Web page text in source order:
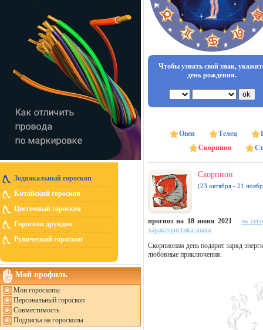
Зодиакальный гороскоп
Китайский гороскоп
Цветочный гороскоп
Гороскоп друидов
Рунический гороскоп
Мой профиль
Мои гороскопы
Персональный гороскоп
Совместимость
Подписка на гороскопы
Чтобы узнать свой знак,
день рождения.
Овен Телец
Скорпион
Скорпион
(23 октября - 21
прогноз на 18 июня 2021
на
характеристика знака
Скорпионам день подарит заряд
любовные приключения.